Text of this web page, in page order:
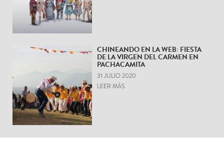
CHINEANDO EN LA WEB: FIESTA
DE LA VIRGEN DEL CARMEN EN
PACHACAMITA
31 JULIO 2020
LEER MÁS